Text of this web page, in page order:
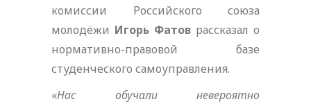
комиссии Российского союза
молодёжи Игорь Фатов рассказал о
нормативно-правовой базе
студенческого самоуправления.
«Нас обучали невероятно